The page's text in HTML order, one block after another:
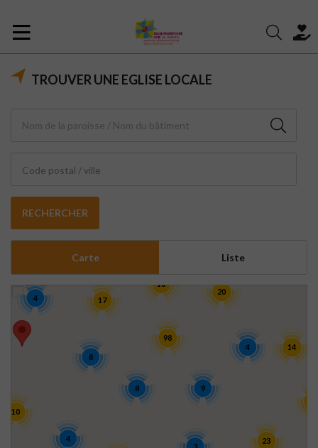
TROUVER UNE EGLISE LOCALE
Code postal / ville
RECHERCHER
Carte Liste
10
14
98
20
23
9
4
4
16
17
8
4
8
3